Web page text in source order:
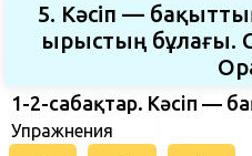
5. Кәсіп —
ырыстың бұлағы.
1-2-сабақтар. Кәсіп —
Упражнения